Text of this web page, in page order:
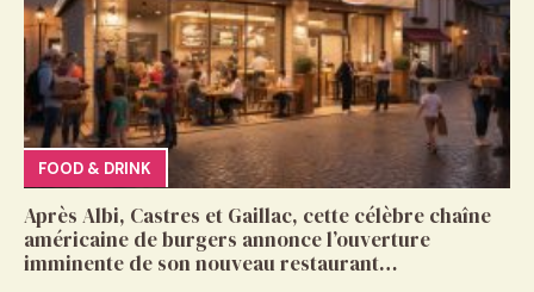
FOOD & DRINK
Après Albi, Castres et Gaillac, cette célèbre chaîne
américaine de burgers annonce l’ouverture
imminente de son nouveau restaurant…